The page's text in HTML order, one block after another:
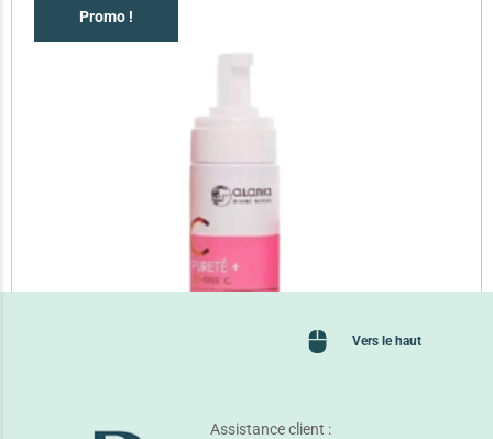
Promo !
Vers le haut
Assistance client :